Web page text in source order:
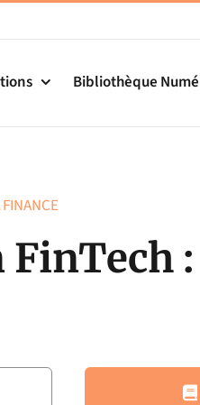
Bibliothèque
: